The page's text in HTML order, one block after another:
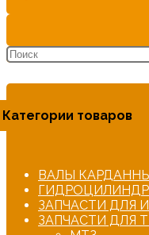
Категории товаров
ВАЛЫ
ЗАПЧАСТИ ДЛЯ
ЗАПЧАСТИ ДЛЯ